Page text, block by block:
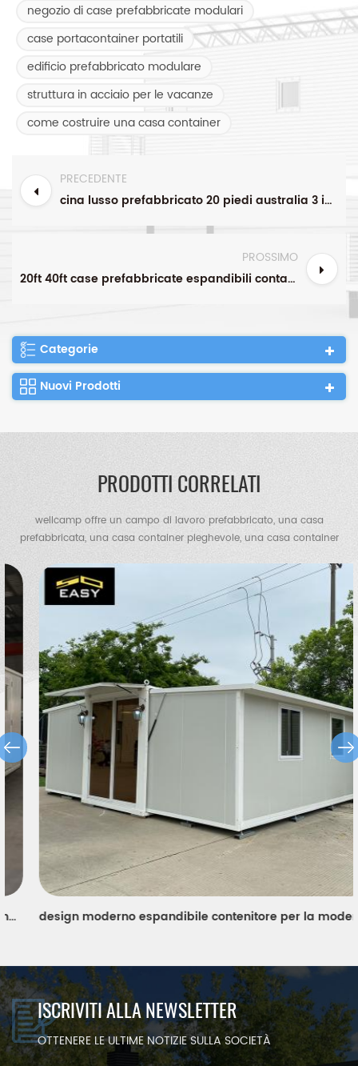
negozio di case prefabbricate modulari
case portacontainer portatili
edificio prefabbricato modulare
struttura in acciaio per le vacanze
come costruire una casa container
PRECEDENTE
cina lusso prefabbricato 20 piedi australia 3 in 1 case mobili pieghevoli 20 piedi casa container espandibile in vendita
PROSSIMO
20ft 40ft case prefabbricate espandibili container case prefabbricate pieghevoli container case portatile piccola casa 2 3 5 camera da letto
Categorie
Nuovi Prodotti
PRODOTTI CORRELATI
wellcamp offre un campo di lavoro prefabbricato, una casa
prefabbricata, una casa container pieghevole, una casa container
flat pack, una casa container espandibile, una villa container, una
villa in acciaio, un magazzino di strutture in acciaio, un capannone
per polli, servizi igienici portatili, una casa di guardia ecc.
design moderno espandibile contenitore per la moderna insegnante portatile dormitorio in Europa
ISCRIVITI ALLA NEWSLETTER
OTTENERE LE ULTIME NOTIZIE SULLA SOCIETÀ